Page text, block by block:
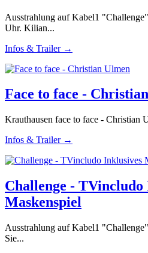
Ausstrahlung auf Kabel1
Uhr. Kilian...
Infos & Trailer →
Face to face -
Krauthausen face to face - Christian
Infos & Trailer →
Challenge - TVincludo
Maskenspiel
Ausstrahlung auf Kabel1
Sie...